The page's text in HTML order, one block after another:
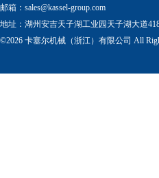
邮箱： sales@kassel-group.com
地址：湖州安吉天子湖工业园天子湖大道
©2026 卡塞尔机械（浙江）有限公司 All